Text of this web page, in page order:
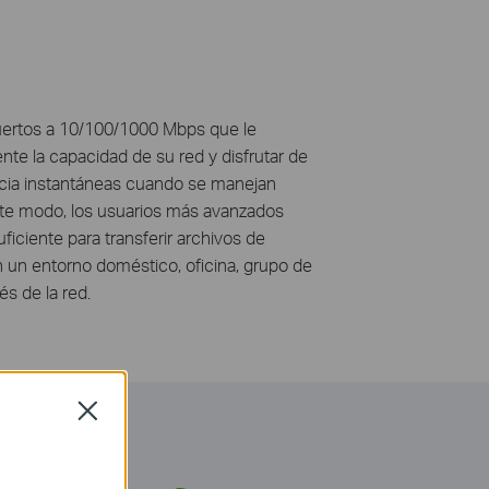
a 10/100/1000 Mbps que le
la capacidad de su red y disfrutar de
instantáneas cuando se manejan
modo, los usuarios más avanzados
para transferir archivos de
un entorno doméstico, oficina, grupo de
de la red.
Close